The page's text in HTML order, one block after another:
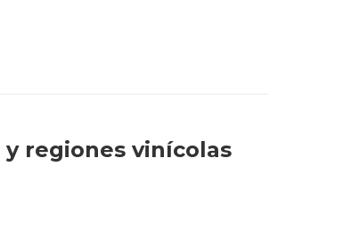
regiones vinícolas
pueblo de Colle Alta.